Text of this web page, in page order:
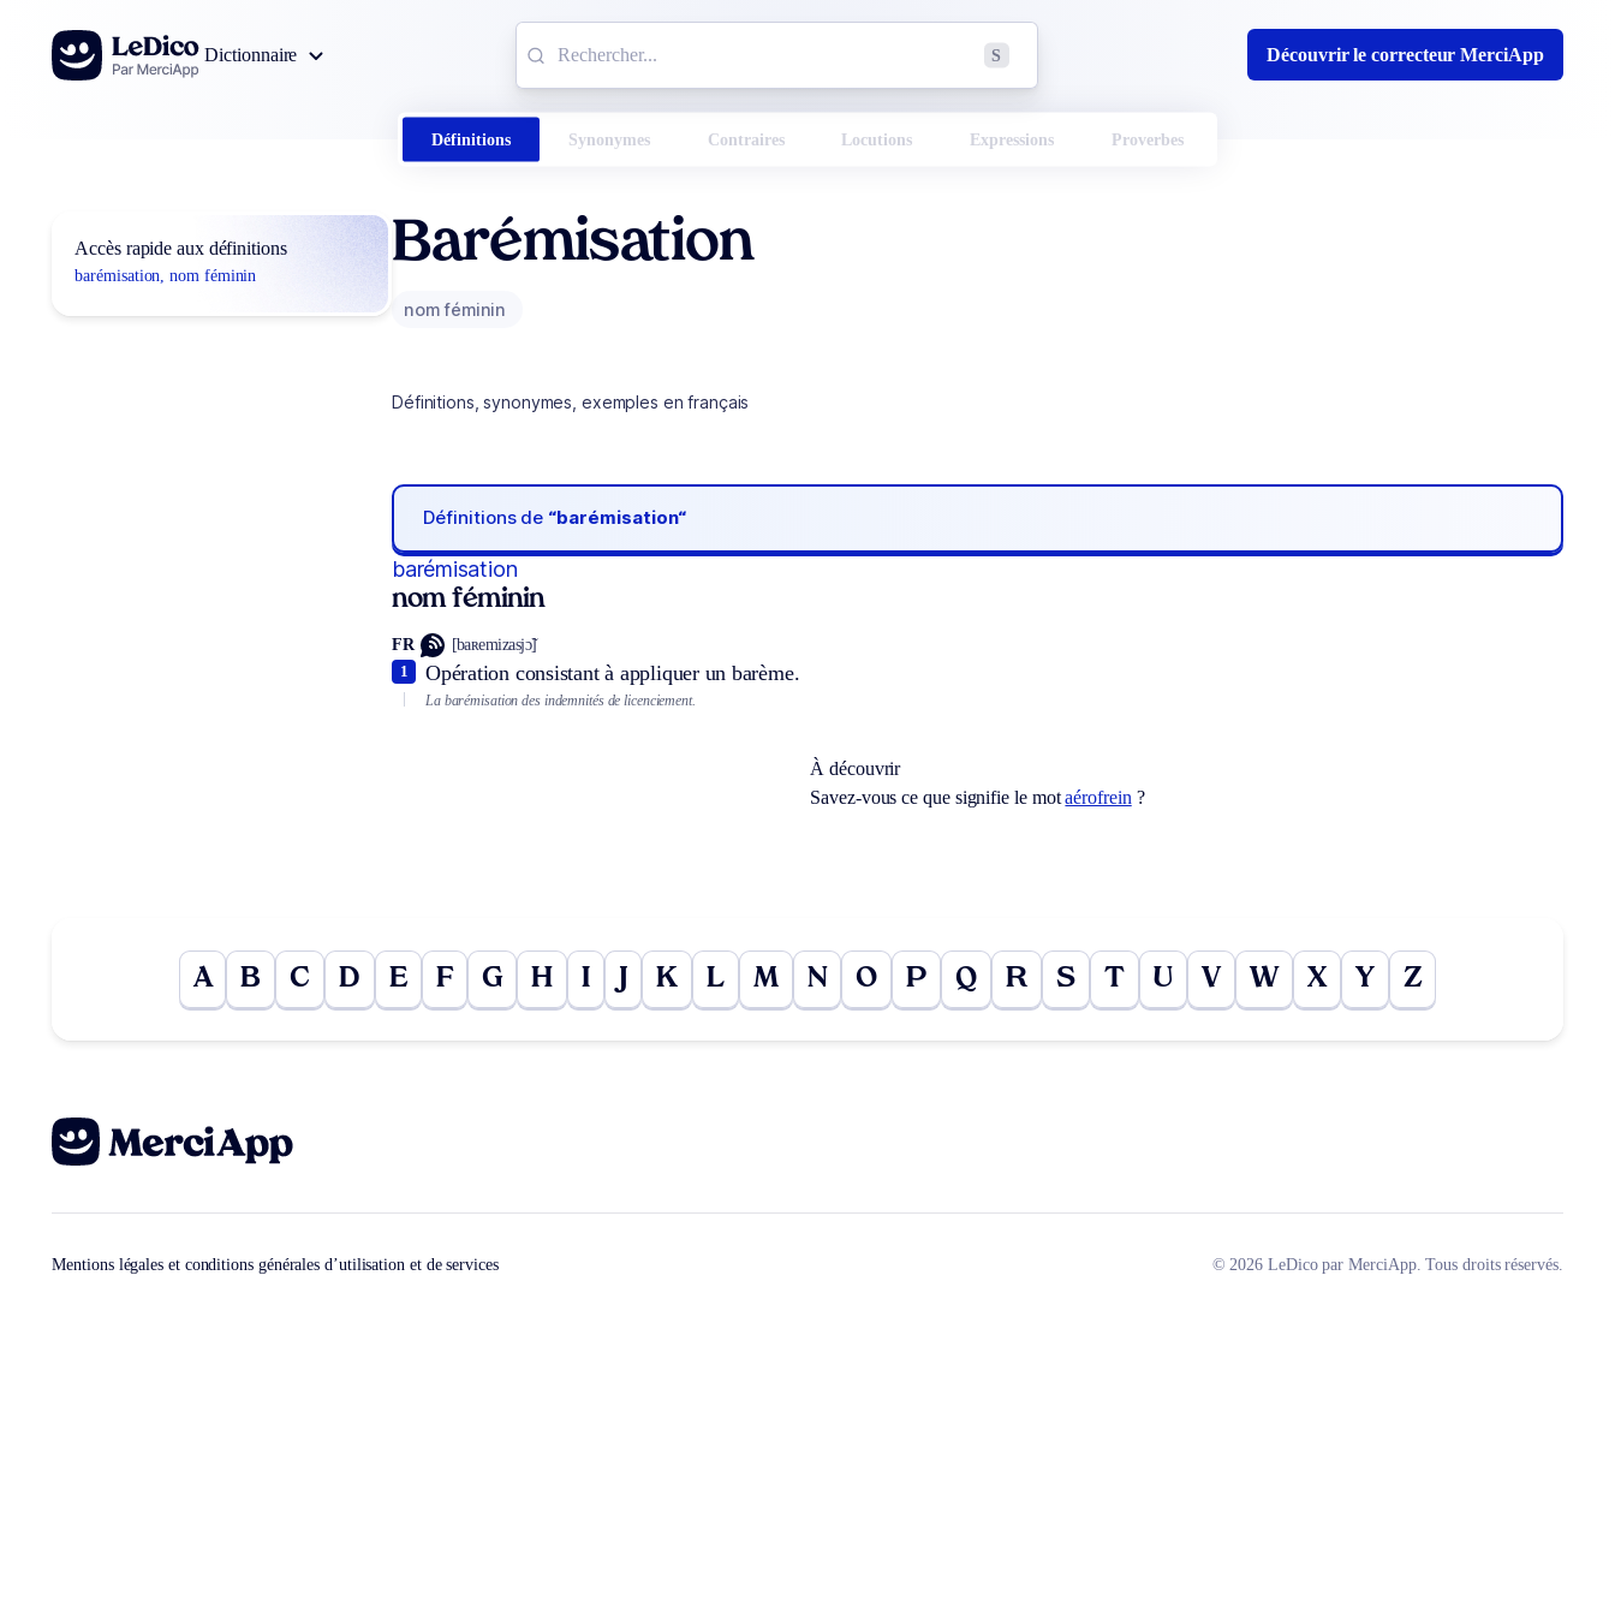
Aller au contenu
Dictionnaire
S Découvrir le correcteur MerciApp
Définitions Synonymes Contraires Locutions Expressions Proverbes
Accès rapide aux définitions
barémisation, nom féminin
Barémisation
nom féminin
Définitions, synonymes, exemples en français
Définitions de “barémisation“
barémisation
nom féminin
FR [baʀemizasjɔ̃]
Opération consistant à appliquer un barème.
1
La barémisation des indemnités de licenciement.
À découvrir
Savez-vous ce que signifie le motaérofrein ?
A B C D E F G H I J K L M N O P Q R S T U V W X Y Z
Mentions légales et conditions générales d’utilisation et de services © 2026 LeDico par MerciApp. Tous droits réservés.